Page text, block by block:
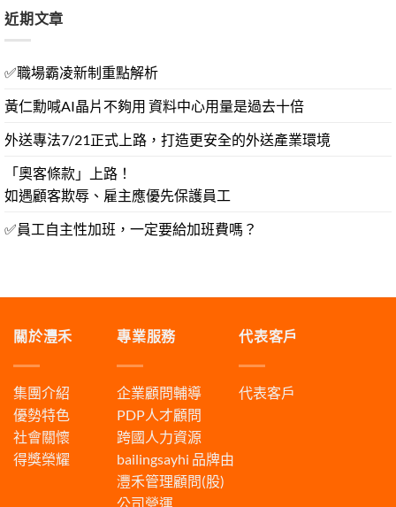
近期文章
✅職場霸凌新制重點解析
黃仁勳喊AI晶片不夠用 資料中心用量是過去十倍
外送專法7/21正式上路，打造更安全的外送產業環境
「奧客條款」上路！
如遇顧客欺辱、雇主應優先保護員工
✅員工自主性加班，一定要給加班費嗎？
關於灃禾
集團介紹
優勢特色
社會關懷
得獎榮耀
專業服務
企業顧問輔導
PDP人才顧問
跨國人力資源
bailingsayhi 品牌由
灃禾管理顧問(股)
公司營運
代表客戶
代表客戶